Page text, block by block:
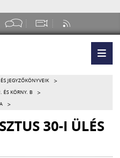
JEGYZŐKÖNYVEIK >
ÉS KÖRNY. B >
>
30-I ÜLÉS